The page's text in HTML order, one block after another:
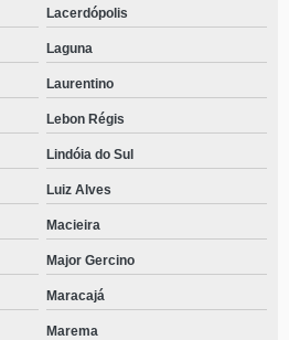
Lacerdópolis
Laguna
Laurentino
Lebon Régis
Lindóia do Sul
Luiz Alves
Macieira
Major Gercino
Maracajá
Marema